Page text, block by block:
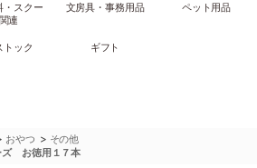
・スクー
連
文房具・事務用品 ペット用品
トック ギフト
おやつ > その他
ズ お徳用１７本